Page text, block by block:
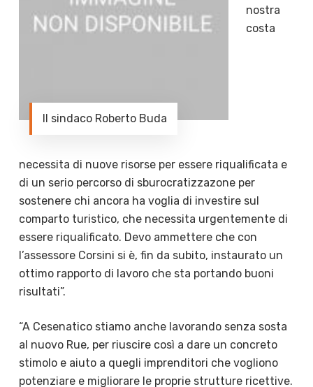
Il sindaco Roberto Buda
nostra
costa
necessita di nuove risorse per essere riqualificata e
di un serio percorso di sburocratizzazone per
sostenere chi ancora ha voglia di investire sul
comparto turistico, che necessita urgentemente di
essere riqualificato. Devo ammettere che con
l’assessore Corsini si è, fin da subito, instaurato un
ottimo rapporto di lavoro che sta portando buoni
risultati”.
“A Cesenatico stiamo anche lavorando senza sosta
al nuovo Rue, per riuscire così a dare un concreto
stimolo e aiuto a quegli imprenditori che vogliono
potenziare e migliorare le proprie strutture ricettive.